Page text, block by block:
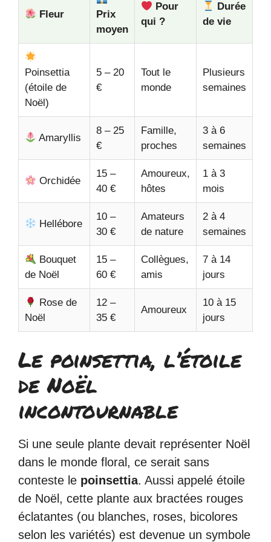
Fleur
Prix
moyen
Pour
qui ?
Durée
de vie
Poinsettia
(étoile de
Noël)
5 – 20
€
Tout le
monde
Plusieurs
semaines
Amaryllis
8 – 25
€
Famille,
proches
3 à 6
semaines
Orchidée
15 –
40 €
Amoureux,
hôtes
1 à 3
mois
Hellébore
10 –
30 €
Amateurs
de nature
2 à 4
semaines
Bouquet
de Noël
15 –
60 €
Collègues,
amis
7 à 14
jours
Rose de
Noël
12 –
35 €
Amoureux
10 à 15
jours
Le poinsettia, l’étoile
de Noël
incontournable
Si une seule plante devait représenter Noël
dans le monde floral, ce serait sans
conteste le poinsettia. Aussi appelé étoile
de Noël, cette plante aux bractées rouges
éclatantes (ou blanches, roses, bicolores
selon les variétés) est devenue un symbole